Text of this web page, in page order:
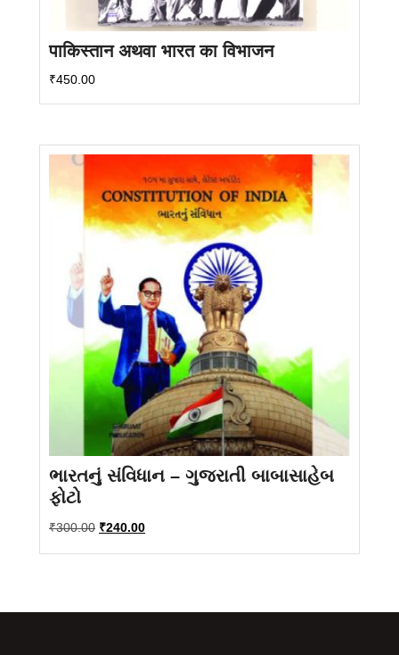
पाकिस्तान अथवा भारत का विभाजन
₹450.00
ભારતનું સંવિધાન – ગુજરાતી બાબાસાહેબ
ફોટો
₹300.00 Original
was:
₹240.00Current
is: